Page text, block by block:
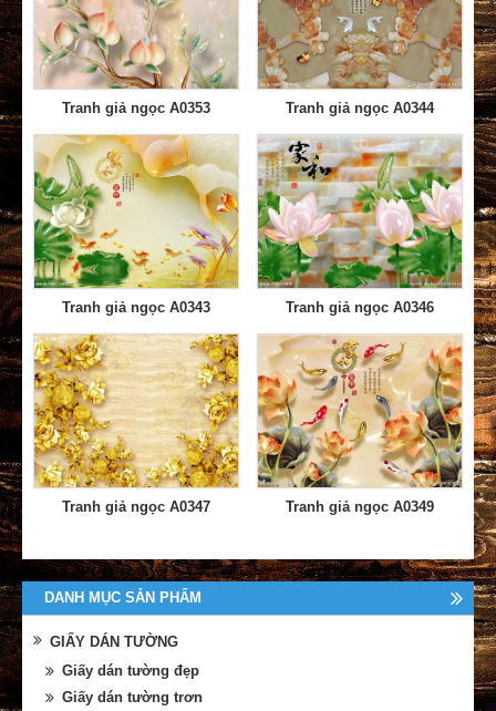
Tranh giả ngọc A0353 Tranh giả ngọc A0344
Tranh giả ngọc A0343 Tranh giả ngọc A0346
Tranh giả ngọc A0347 Tranh giả ngọc A0349
DANH MỤC SẢN PHẨM
GIẤY DÁN TƯỜNG
Giấy dán tường đẹp
Giấy dán tường trơn